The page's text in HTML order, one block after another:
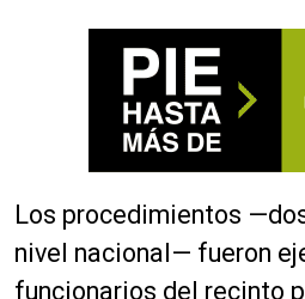
Los procedimientos
nivel nacional— fueron
funcionarios del recinto